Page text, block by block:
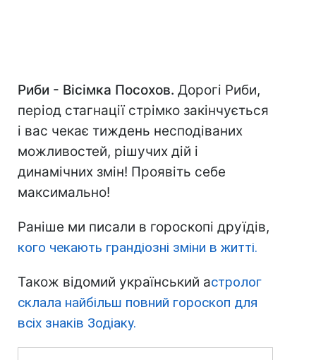
Риби - Вісімка Посохов. Дорогі Риби,
період стагнації стрімко закінчується
і вас чекає тиждень несподіваних
можливостей, рішучих дій і
динамічних змін! Проявіть себе
максимально!
Раніше ми писали в гороскопі друїдів,
кого чекають грандіозні зміни в житті.
Також відомий український астролог
склала найбільш повний гороскоп для
всіх знаків Зодіаку.